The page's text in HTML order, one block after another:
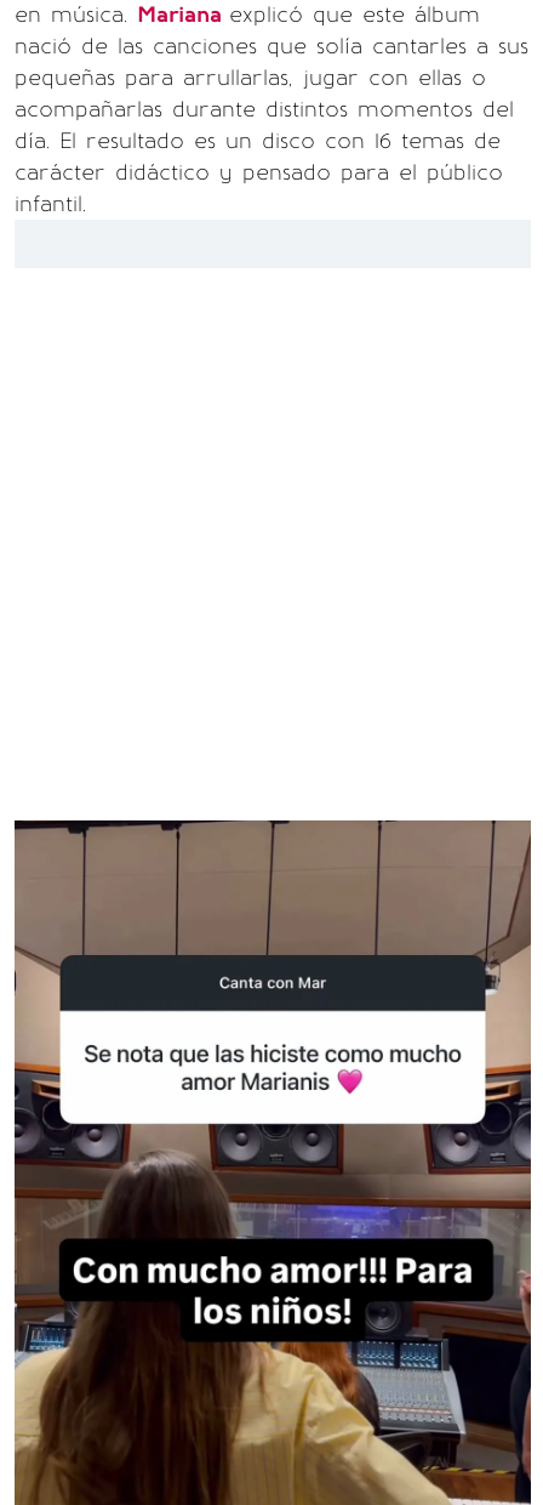
en música. Mariana explicó que este álbum
nació de las canciones que solía cantarles a sus
pequeñas para arrullarlas, jugar con ellas o
acompañarlas durante distintos momentos del
día. El resultado es un disco con 16 temas de
carácter didáctico y pensado para el público
infantil.